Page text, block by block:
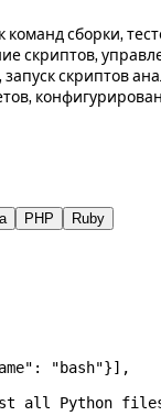
команд сборки,
скриптов,
скриптов
PHP Ruby
: "bash"}],
all Python